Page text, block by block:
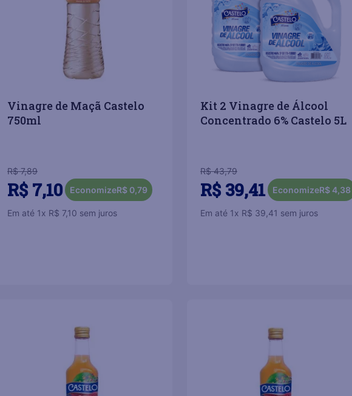
Vinagre de Maçã Castelo
750ml
R$ 7,89
R$ 7,10 EconomizeR$ 0,79
Em até 1x R$ 7,10 sem juros
Kit 2 Vinagre de Álcool
Concentrado 6% Castelo 5L
R$ 43,79
R$ 39,41 EconomizeR$4,38
Em até 1x R$ 39 41 sem juros